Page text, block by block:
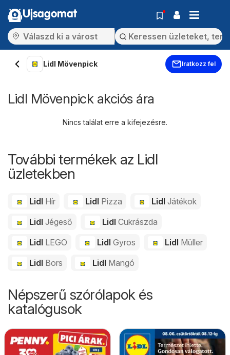
Ujsagomat
Lidl Mövenpick Iratkozz fel
Lidl Mövenpick akciós ára
Nincs találat erre a kifejezésre.
További termékek az Lidl
üzletekben
Lidl Hír Lidl Pizza LidlJátékok
Lidl Jégeső Lidl Cukrászda
Lidl LEGO Lidl Gyros Lidl Müller
Lidl Bors Lidl Mangó
Népszerű szórólapok és
katalógusok